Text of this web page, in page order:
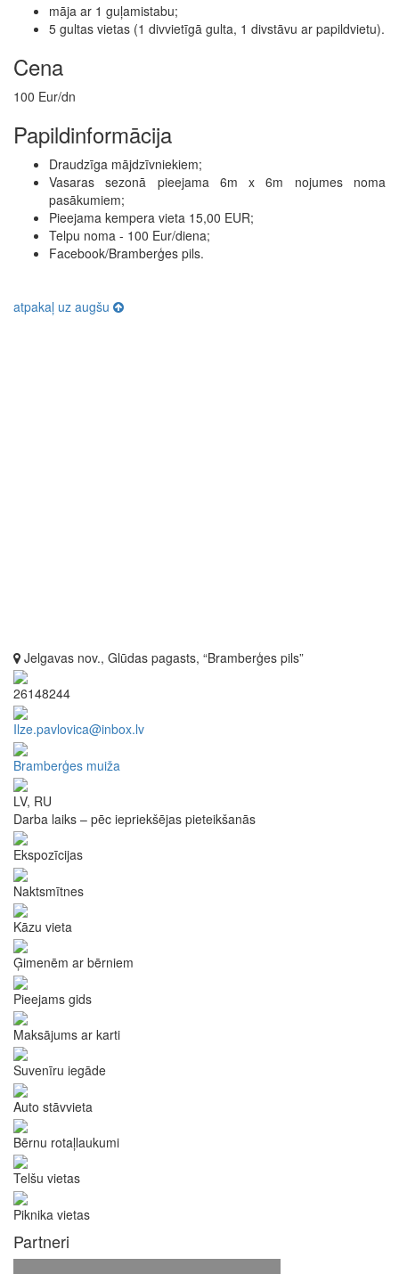
māja ar 1 guļamistabu;
5 gultas vietas (1 divvietīgā gulta, 1 divstāvu ar papildvietu).
Cena
100 Eur/dn
Papildinformācija
Draudzīga mājdzīvniekiem;
Vasaras sezonā pieejama 6m x 6m nojumes noma
pasākumiem;
Pieejama kempera vieta 15,00 EUR;
Telpu noma - 100 Eur/diena;
Facebook/Bramberģes pils.
atpakaļ uz augšu
Jelgavas nov., Glūdas pagasts, “Bramberģes pils”
26148244
Ilze.pavlovica@inbox.lv
Bramberģes muiža
LV, RU
Darba laiks – pēc iepriekšējas pieteikšanās
Ekspozīcijas
Naktsmītnes
Kāzu vieta
Ģimenēm ar bērniem
Pieejams gids
Maksājums ar karti
Suvenīru iegāde
Auto stāvvieta
Bērnu rotaļlaukumi
Telšu vietas
Piknika vietas
Partneri